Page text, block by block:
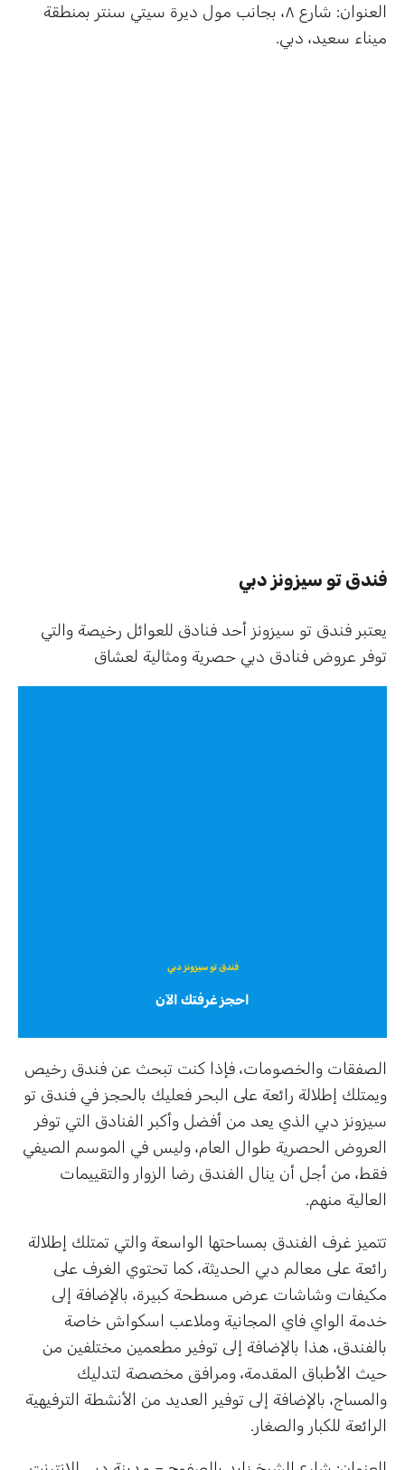
العنوان: شارع ٨، بجانب مول ديرة سيتي سنتر بمنطقة
ميناء سعيد، دبي.
فندق تو سيزونز دبي
يعتبر فندق تو سيزونز أحد فنادق للعوائل رخيصة والتي
توفر عروض فنادق دبي حصرية ومثالية لعشاق
فندق تو سيزونز دبي
احجز غرفتك الآن
الصفقات والخصومات، فإذا كنت تبحث عن فندق رخيص
ويمتلك إطلالة رائعة على البحر فعليك بالحجز في فندق تو
سيزونز دبي الذي يعد من أفضل وأكبر الفنادق التي توفر
العروض الحصرية طوال العام، وليس في الموسم الصيفي
فقط، من أجل أن ينال الفندق رضا الزوار والتقييمات
العالية منهم.
تتميز غرف الفندق بمساحتها الواسعة والتي تمتلك إطلالة
رائعة على معالم دبي الحديثة، كما تحتوي الغرف على
مكيفات وشاشات عرض مسطحة كبيرة، بالإضافة إلى
خدمة الواي فاي المجانية وملاعب اسكواش خاصة
بالفندق، هذا بالإضافة إلى توفير مطعمين مختلفين من
حيث الأطباق المقدمة، ومرافق مخصصة لتدليك
والمساج، بالإضافة إلى توفير العديد من الأنشطة الترفيهية
الرائعة للكبار والصغار.